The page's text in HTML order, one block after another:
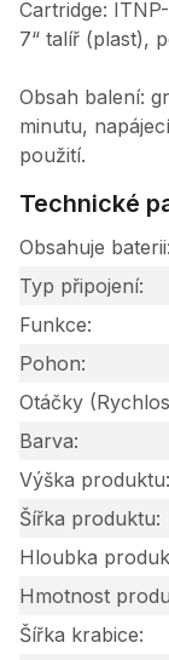
Cartridge: ITNP-
7“ talíř (plast),
Obsah balení:
minutu,
použití.
Technické
Obsahuje baterii
Typ připojení
Funkce
Pohon
Otáčky
Barva
Výška produktu
Šířka produktu
Hloubka
Hmotnost
Šířka krabice